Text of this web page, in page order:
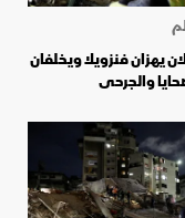
يهزان فنزويلا ويخلفان
والجرحى